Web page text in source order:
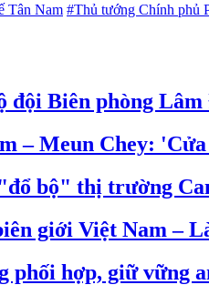
Tân Nam #Thủ tướng Chính phủ
đội Biên phòng
– Meun Chey:
bộ" thị trường
giới Việt Nam –
phối hợp, giữ vững